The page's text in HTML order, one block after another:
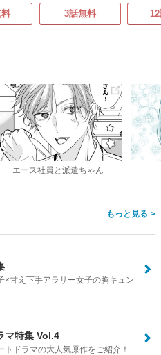
3話無料
エース社員と派遣ちゃん
>
×甘え下手アラサー女子の胸キュン
マ特集 Vol.4
トドラマの大人気原作をご紹介！